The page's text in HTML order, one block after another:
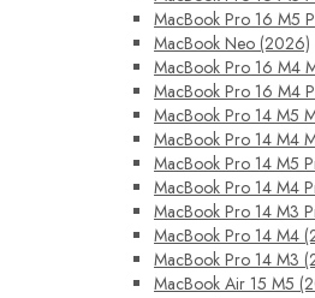
MacBook Pro 16 M5
MacBook Neo (2026)
MacBook Pro 16 M4
MacBook Pro 16 M4
MacBook Pro 14 M5
MacBook Pro 14 M4
MacBook Pro 14 M5
MacBook Pro 14 M4
MacBook Pro 14 M3
MacBook Pro 14 M4
MacBook Pro 14 M3
MacBook Air 15 M5